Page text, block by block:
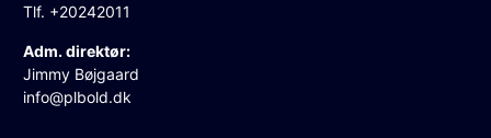
Tlf. +20242011
Adm. direktør:
Jimmy Bøjgaard
info@plbold.dk